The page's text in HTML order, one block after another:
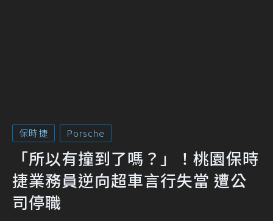
保時捷 Porsche
「所以有撞到了嗎？」！桃園保時
捷業務員逆向超車言行失當 遭公
司停職